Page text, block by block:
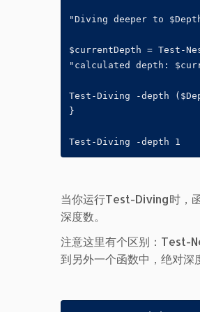
"Diving deeper to
$currentDepth = Test-
"calculated depth:
Test-Diving -depth
}
Test-Diving -depth 1
当你运行Test-Diving时，
深度数。
注意这里有个区别：Test-
到另外一个函数中，绝对深